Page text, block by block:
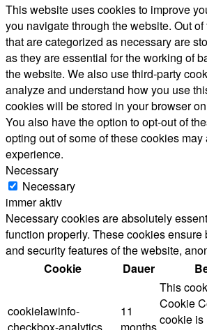
This website uses cookies to improve
you navigate through the website. Out
that are categorized as necessary are
as they are essential for the working of
the website. We also use third-party
analyze and understand how you use
cookies will be stored in your browser
You also have the option to opt-out of
opting out of some of these cookies
experience.
Necessary
Necessary
immer aktiv
Necessary cookies are absolutely
function properly. These cookies
and security features of the website,
Cookie
Dauer
cookielawinfo-
checkbox-analytics
11
months
This
Cookie
cookie is